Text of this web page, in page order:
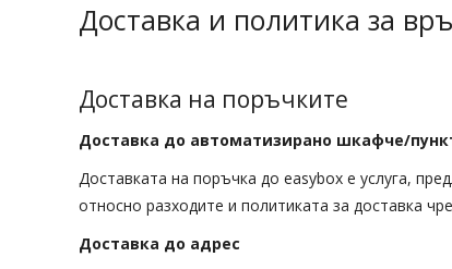
Доставка и политика за
Доставка на поръчките
Доставка до автоматизирано шкафче/
Доставката на поръчка до easybox е услуга,
относно разходите и политиката за доставка
Доставка до адрес